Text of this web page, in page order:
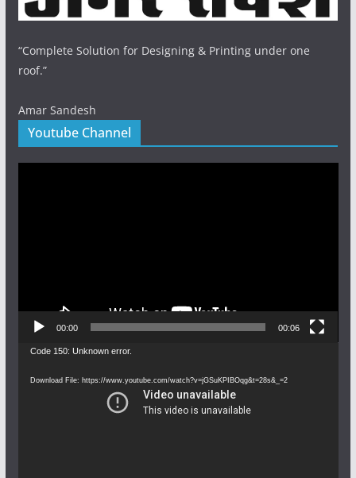
“Complete Solution for Designing & Printing under one
roof.”
Amar Sandesh
Youtube Channel
00:00 00:06
Video
Code 150: Unknown error.
Download File: https://www.youtube.com/watch?v=jGSuKPIBOqg&t=28s&_=2